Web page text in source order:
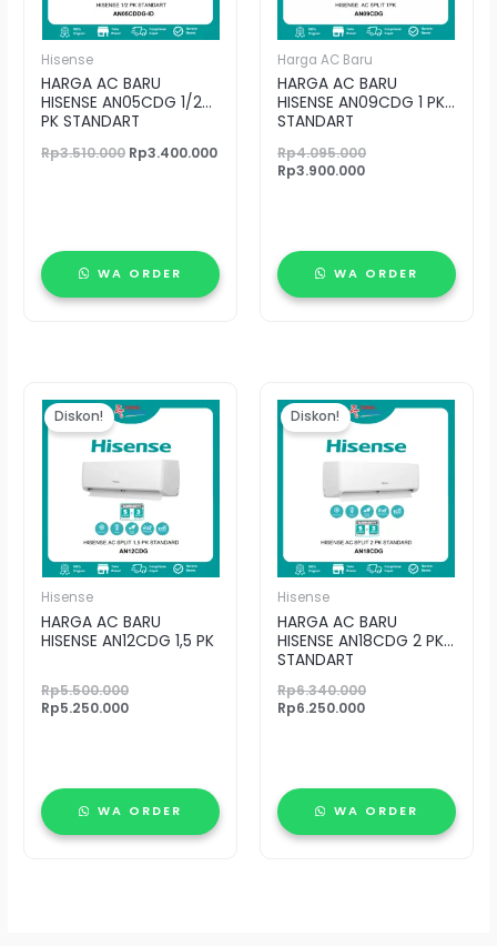
Hisense
HARGA AC BARU
HISENSE AN05CDG 1/2
PK STANDART
Rp3.510.000 Rp3.400.000
WA ORDER
Harga AC Baru
HARGA AC BARU
HISENSE AN09CDG 1 PK
STANDART
Rp4.095.000
Rp3.900.000
WA ORDER
Diskon!
Hisense
HARGA AC BARU
HISENSE AN12CDG 1,5 PK
Rp5.500.000
aslinya
adalah:
Rp5.500.000.
Rp5.250.000
saat
ini
adalah:
Rp5.250.000.
WA ORDER
Diskon!
Hisense
HARGA AC BARU
HISENSE AN18CDG 2 PK
STANDART
Rp6.340.000
aslinya
adalah:
Rp6.340.000.
Rp6.250.000
saat
ini
adalah:
Rp6.250.000.
WA ORDER